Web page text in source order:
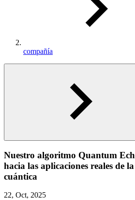
compañía
Nuestro algoritmo Quantum
hacia las aplicaciones reales de
cuántica
22, Oct, 2025